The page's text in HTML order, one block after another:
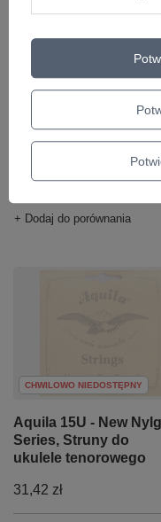
CHWILOWO NIEDOSTĘPNY
sopranowego Aquila
83U 56-81
34,20 zł
+ Dodaj do porównania
CHWILOWO NIEDOSTĘPNY
Aquila 15U - New
Series, Struny do
ukulele tenorowego
31,42 zł